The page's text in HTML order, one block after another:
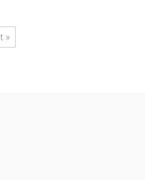
»